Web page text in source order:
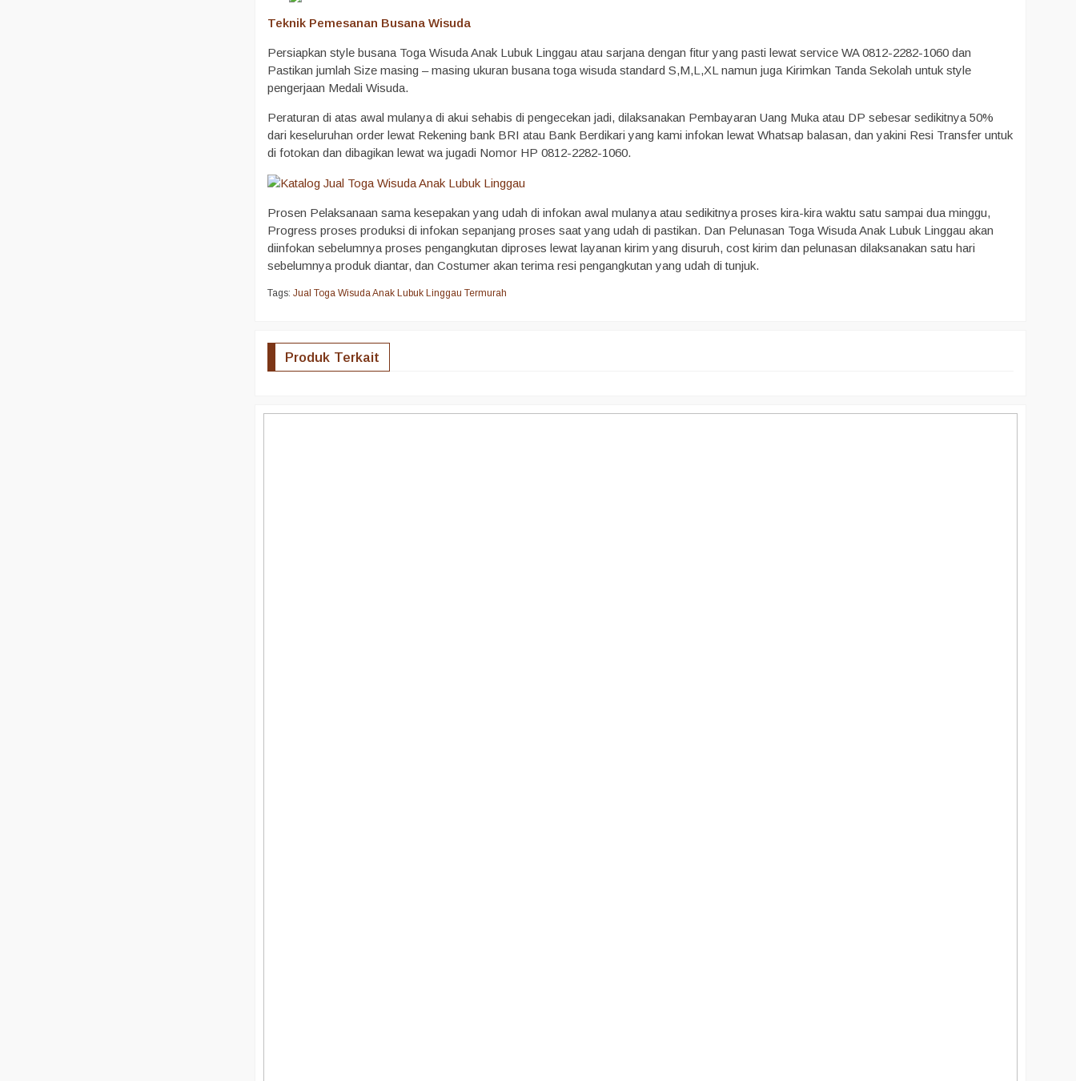
Teknik Pemesanan Busana Wisuda
Persiapkan style busana Toga Wisuda Anak Lubuk Linggau atau sarjana dengan fitur yang pasti lewat service WA 0812-2282-1060 dan
Pastikan jumlah Size masing – masing ukuran busana toga wisuda standard S,M,L,XL namun juga Kirimkan Tanda Sekolah untuk style
pengerjaan Medali Wisuda.
Peraturan di atas awal mulanya di akui sehabis di pengecekan jadi, dilaksanakan Pembayaran Uang Muka atau DP sebesar sedikitnya 50%
dari keseluruhan order lewat Rekening bank BRI atau Bank Berdikari yang kami infokan lewat Whatsap balasan, dan yakini Resi Transfer untuk
di fotokan dan dibagikan lewat wa jugadi Nomor HP 0812-2282-1060.
Prosen Pelaksanaan sama kesepakan yang udah di infokan awal mulanya atau sedikitnya proses kira-kira waktu satu sampai dua minggu,
Progress proses produksi di infokan sepanjang proses saat yang udah di pastikan. Dan Pelunasan Toga Wisuda Anak Lubuk Linggau akan
diinfokan sebelumnya proses pengangkutan diproses lewat layanan kirim yang disuruh, cost kirim dan pelunasan dilaksanakan satu hari
sebelumnya produk diantar, dan Costumer akan terima resi pengangkutan yang udah di tunjuk.
Tags:Jual Toga Wisuda Anak Lubuk Linggau Termurah
Produk Terkait